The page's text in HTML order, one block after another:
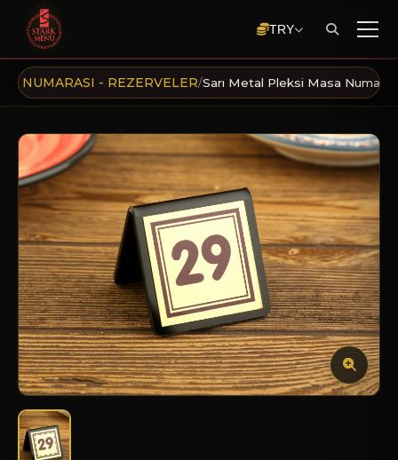
TRY
NUMARASI - REZERVELER/Sarı Metal Pleksi Masa